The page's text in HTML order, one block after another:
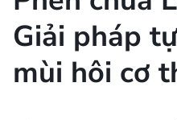
Giải pháp
mùi hôi cơ